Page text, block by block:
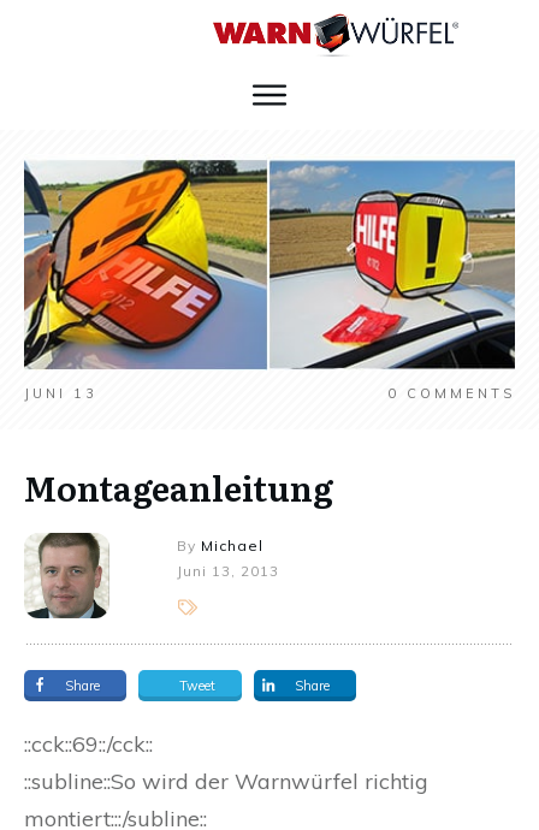
JUNI 13 0 COMMENTS
Montageanleitung
By Michael
Juni 13, 2013
Share Tweet Share
::cck::69::/cck::
::subline::So wird der Warnwürfel richtig
montiert:::/subline::